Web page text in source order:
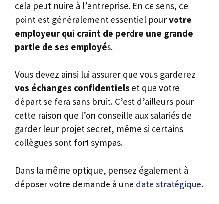
cela peut nuire à l’entreprise. En ce sens, ce
point est généralement essentiel pourvotre
employeur qui craint de perdre une grande
partie de ses employés.
Vous devez ainsi lui assurer que vous garderez
vos échanges confidentiels et que votre
départ se fera sans bruit. C’est d’ailleurs pour
cette raison que l’on conseille aux salariés de
garder leur projet secret, même si certains
collègues sont fort sympas.
Dans la même optique, pensez également à
déposer votre demande à une date stratégique.